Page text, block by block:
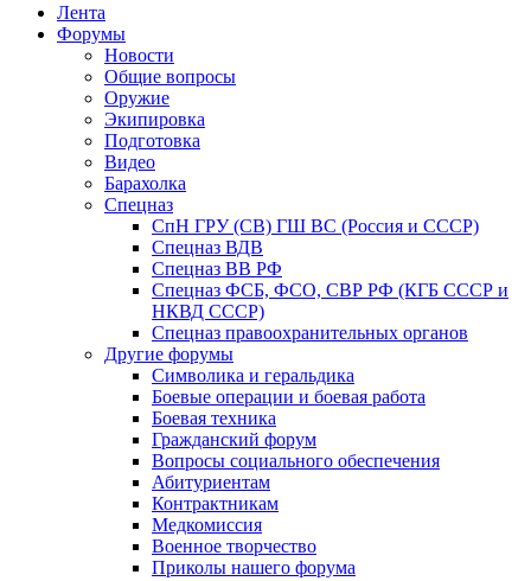
Лента
Форумы
Новости
Общие вопросы
Оружие
Экипировка
Подготовка
Видео
Барахолка
Спецназ
СпН ГРУ (СВ) ГШ ВС (Россия и СССР)
Спецназ ВДВ
Спецназ ВВ РФ
Спецназ ФСБ, ФСО, СВР РФ (КГБ СССР и
НКВД СССР)
Спецназ правоохранительных органов
Другие форумы
Символика и геральдика
Боевые операции и боевая работа
Боевая техника
Гражданский форум
Вопросы социального обеспечения
Абитуриентам
Контрактникам
Медкомиссия
Военное творчество
Приколы нашего форума